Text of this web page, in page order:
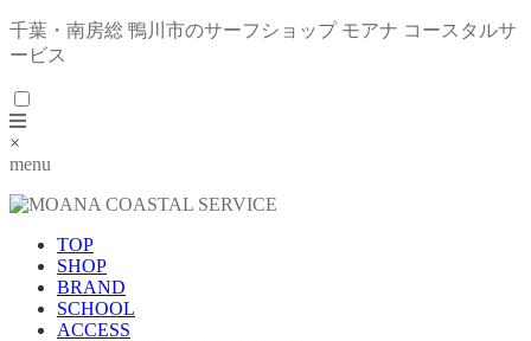
千葉・南房総 鴨川市のサーフショップ モアナ コースタルサ
ービス
×
menu
TOP
SHOP
BRAND
SCHOOL
ACCESS